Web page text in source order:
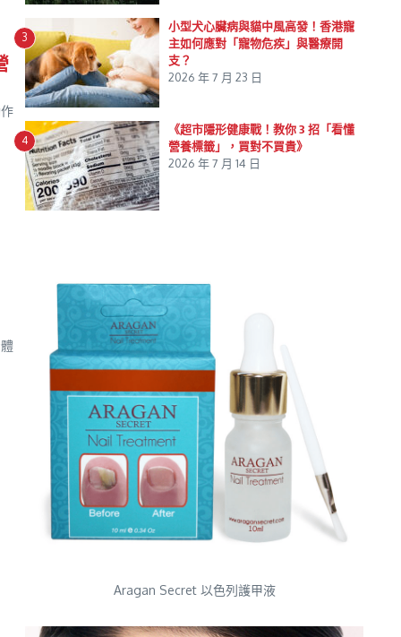
3
小型犬心臟病與貓中風高發！香港寵
主如何應對「寵物危疾」與醫療開
支？
2026 年 7 月 23 日
4
《超市隱形健康戰！教你 3 招「看懂
營養標籤」，買對不買貴》
2026 年 7 月 14 日
Aragan Secret 以色列護甲液